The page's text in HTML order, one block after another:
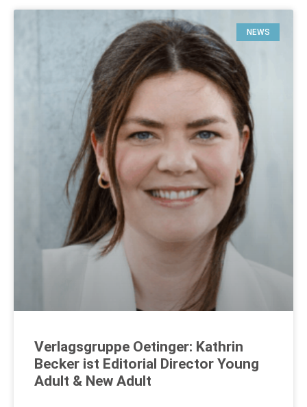
NEWS
Verlagsgruppe Oetinger: Kathrin
Becker ist Editorial Director Young
Adult & New Adult